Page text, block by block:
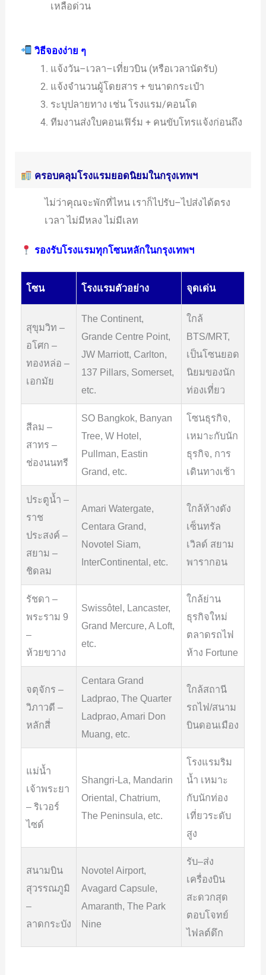
เหลือด่วน
วิธีจองง่าย ๆ
แจ้งวัน–เวลา–เที่ยวบิน (หรือเวลานัดรับ)
แจ้งจำนวนผู้โดยสาร + ขนาดกระเป๋า
ระบุปลายทาง เช่น โรงแรม/คอนโด
ทีมงานส่งใบคอนเฟิร์ม + คนขับโทรแจ้งก่อนถึง
ครอบคลุมโรงแรมยอดนิยมในกรุงเทพฯ
ไม่ว่าคุณจะพักที่ไหน เราก็ไปรับ–ไปส่งได้ตรง
เวลา ไม่มีหลง ไม่มีเลท
รองรับโรงแรมทุกโซนหลักในกรุงเทพฯ
โซน โรงแรมตัวอย่าง จุดเด่น
สุขุมวิท –
อโศก –
ทองหล่อ –
เอกมัย
The Continent,
Grande Centre Point,
JW Marriott, Carlton,
137 Pillars, Somerset,
etc.
ใกล้
BTS/MRT,
เป็นโซนยอด
นิยมของนัก
ท่องเที่ยว
สีลม –
สาทร –
ช่องนนทรี
SO Bangkok, Banyan
Tree, W Hotel,
Pullman, Eastin
Grand, etc.
โซนธุรกิจ,
เหมาะกับนัก
ธุรกิจ, การ
เดินทางเช้า
ประตูน้ำ –
ราช
ประสงค์ –
สยาม –
ชิดลม
Amari Watergate,
Centara Grand,
Novotel Siam,
InterContinental, etc.
ใกล้ห้างดัง
เซ็นทรัล
เวิลด์ สยาม
พารากอน
รัชดา –
พระราม 9
–
ห้วยขวาง
Swissôtel, Lancaster,
Grand Mercure, A Loft,
etc.
ใกล้ย่าน
ธุรกิจใหม่
ตลาดรถไฟ
ห้าง Fortune
จตุจักร –
วิภาวดี –
หลักสี่
Centara Grand
Ladprao, The Quarter
Ladprao, Amari Don
Muang, etc.
ใกล้สถานี
รถไฟ/สนาม
บินดอนเมือง
แม่น้ำ
เจ้าพระยา
– ริเวอร์
ไซด์
Shangri-La, Mandarin
Oriental, Chatrium,
The Peninsula, etc.
โรงแรมริม
น้ำ เหมาะ
กับนักท่อง
เที่ยวระดับ
สูง
สนามบิน
สุวรรณภูมิ
–
ลาดกระบัง
Novotel Airport,
Avagard Capsule,
Amaranth, The Park
Nine
รับ–ส่ง
เครื่องบิน
สะดวกสุด
ตอบโจทย์
ไฟลต์ดึก